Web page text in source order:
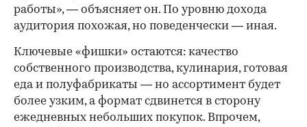
работы», — объясняет он. По уровню дохода
аудитория похожая, но поведенчески — иная.
Ключевые «фишки» остаются: качество
собственного производства, кулинария, готовая
еда и полуфабрикаты — но ассортимент будет
более узким, а формат сдвинется в сторону
ежедневных небольших покупок. Впрочем,